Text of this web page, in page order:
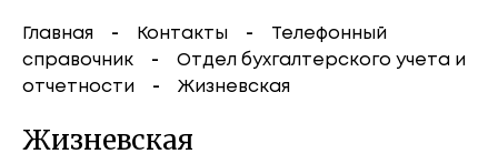
Главная Контакты
Телефонный
справочник
Отдел бухгалтерского учета и
отчетности
Жизневская
Жизневская